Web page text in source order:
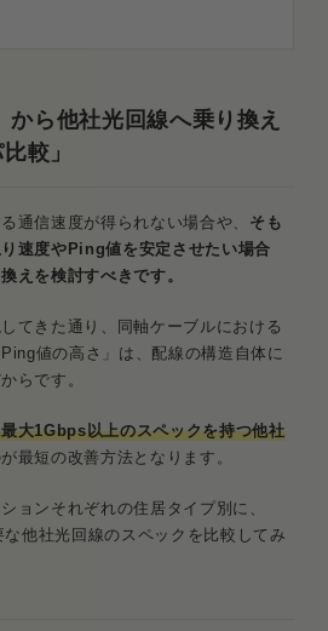
ら他社光回線へ乗り換え
較」
通信速度が得られない場合や、 そも
速度やPing値を安定させたい場合
えを検討すべきです。
てきた通り、同軸ケーブルにおける
値の高さ」は、配線の構造自体に
らです。
大1Gbps以上のスペックを持つ他社
最短の改善方法となります。
ョンそれぞれの住居タイプ別に、
他社光回線のスペックを比較してみ